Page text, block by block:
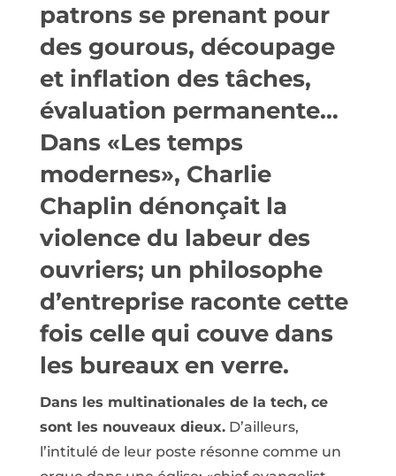
patrons se prenant pour
des gourous, découpage
et inflation des tâches,
évaluation permanente…
Dans «Les temps
modernes», Charlie
Chaplin dénonçait la
violence du labeur des
ouvriers; un philosophe
d’entreprise raconte cette
fois celle qui couve dans
les bureaux en verre.
Dans les multinationales de la tech, ce
sont les nouveaux dieux.D’ailleurs,
l’intitulé de leur poste résonne comme un